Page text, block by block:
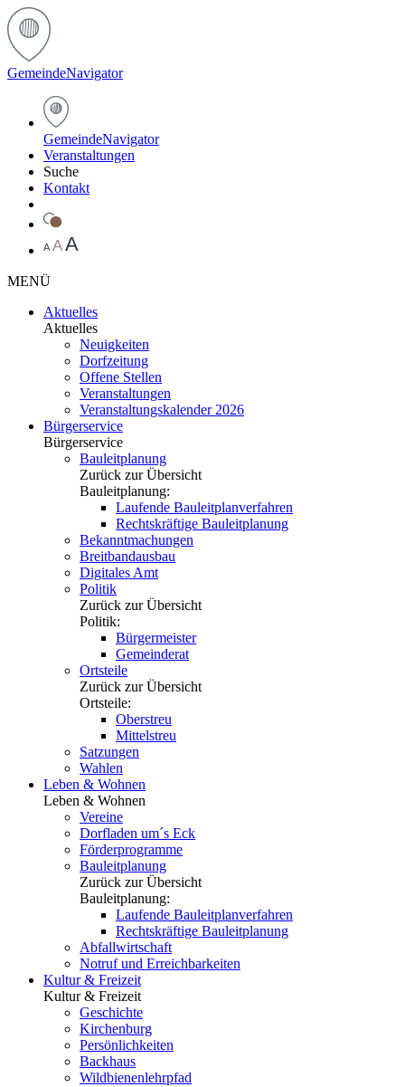
GemeindeNavigator
GemeindeNavigator
Veranstaltungen
Suche
Kontakt
A AA
MENÜ
Aktuelles
Aktuelles
Neuigkeiten
Dorfzeitung
Offene Stellen
Veranstaltungen
Veranstaltungskalender 2026
Bürgerservice
Bürgerservice
Bauleitplanung
Zurück zur Übersicht
Bauleitplanung:
Laufende Bauleitplanverfahren
Rechtskräftige Bauleitplanung
Bekanntmachungen
Breitbandausbau
Digitales Amt
Politik
Zurück zur Übersicht
Politik:
Bürgermeister
Gemeinderat
Ortsteile
Zurück zur Übersicht
Ortsteile:
Oberstreu
Mittelstreu
Satzungen
Wahlen
Leben & Wohnen
Leben & Wohnen
Vereine
Dorfladen um´s Eck
Förderprogramme
Bauleitplanung
Zurück zur Übersicht
Bauleitplanung:
Laufende Bauleitplanverfahren
Rechtskräftige Bauleitplanung
Abfallwirtschaft
Notruf und Erreichbarkeiten
Kultur & Freizeit
Kultur & Freizeit
Geschichte
Kirchenburg
Persönlichkeiten
Backhaus
Wildbienenlehrpfad